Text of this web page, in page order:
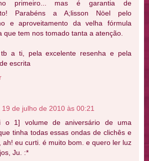
primeiro... mas é garantia de
Parabéns a A;lisson Nöel pelo
e aproveitamento da velha fórmula
que tem nos tomado tanta a atenção.
tb a ti, pela excelente resenha e pela
escrita
19 de julho de 2010 às 00:21
o 1] volume de aniversário de uma
tinha todas essas ondas de clichês e
ah! eu curti. é muito bom. e quero ler luz
Ju. :*